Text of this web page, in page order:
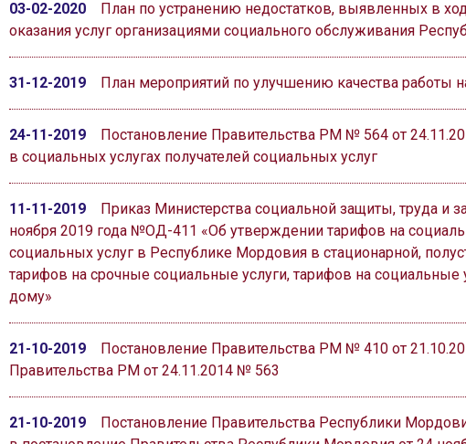
03-02-2020
План по устранению недостатков, выявленных в
оказания услуг организациями социального обслуживания
31-12-2019 План мероприятий по улучшению качества работы
24-11-2019
Постановление Правительства РМ № 564 от
в социальных услугах получателей социальных услуг
11-11-2019
Приказ Министерства социальной защиты, труда и
ноября 2019 года №ОД-411 «Об утверждении тарифов на
социальных услуг в Республике Мордовия в стационарной,
тарифов на срочные социальные услуги, тарифов на
дому»
21-10-2019
Постановление Правительства РМ № 410 от
Правительства РМ от 24.11.2014 № 563
21-10-2019
Постановление Правительства Республики